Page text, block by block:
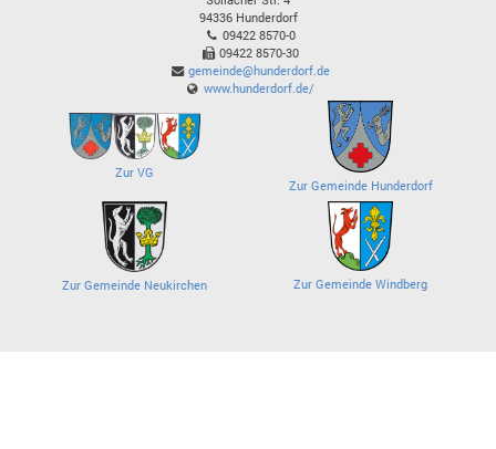
94336 Hunderdorf
09422 8570-0
09422 8570-30
gemeinde@hunderdorf.de
www.hunderdorf.de/
Zur VG
Zur Gemeinde Hunderdorf
Zur Gemeinde Neukirchen Zur Gemeinde Windberg